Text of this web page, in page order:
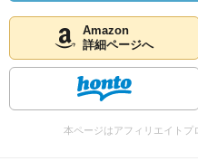
Amazon
詳細ページへ
本ページはアフィリエイトプ